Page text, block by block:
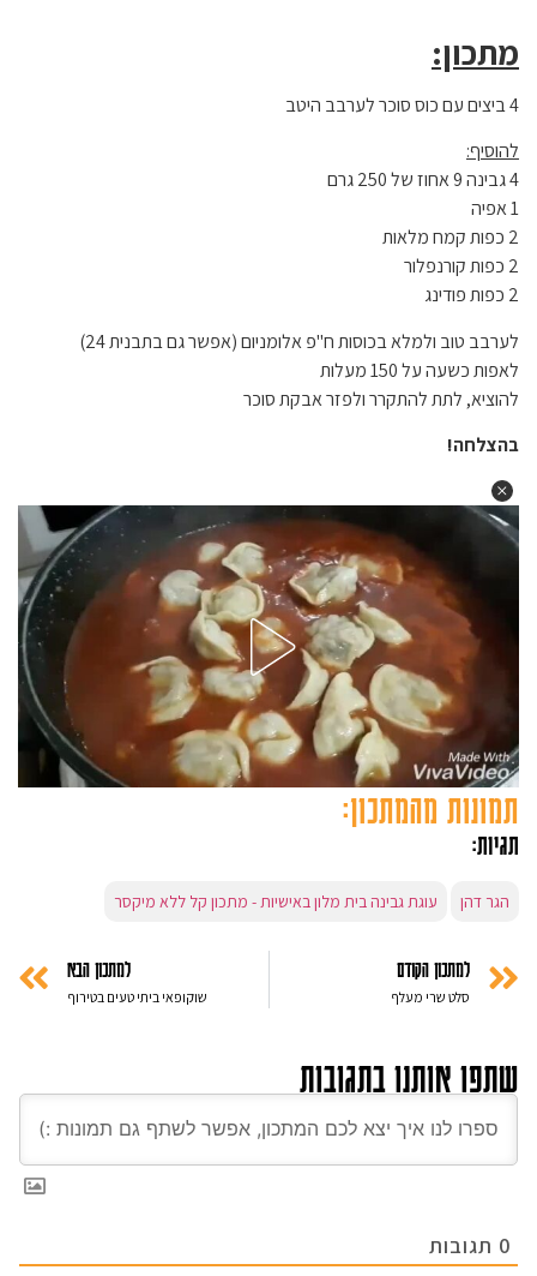
מתכון:
4 ביצים עם כוס סוכר לערבב היטב
להוסיף:
4 גבינה 9 אחוז של 250 גרם
1 אפיה
2 כפות קמח מלאות
2 כפות קורנפלור
2 כפות פודינג
לערבב טוב ולמלא בכוסות ח"פ אלומניום (אפשר גם בתבנית 24)
לאפות כשעה על 150 מעלות
להוציא, לתת להתקרר ולפזר אבקת סוכר
בהצלחה!
תמונות מהמתכון:
תגיות:
הגר דהן עוגת גבינה בית מלון באישיות - מתכון קל ללא מיקסר
למתכון הקודם
סלט שרי מעלף
למתכון הבא
שוקופאי ביתי טעים בטירוף
שתפו אותנו בתגובות
0 תגובות